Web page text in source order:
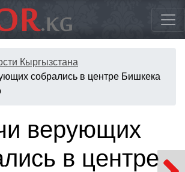
Кыргызстана
собрались в центре Бишкека
верующих
в центре